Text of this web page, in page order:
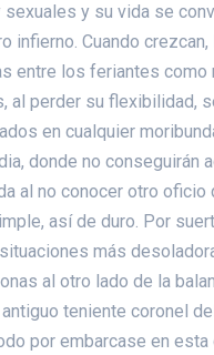
y su vida se
infierno. Cuando
entre los feriantes como
al perder su flexibilidad,
en cualquier
donde no conseguirán
al no conocer otro oficio
así de duro. Por
más
al otro lado de la
antiguo teniente coronel
por embarcase en esta